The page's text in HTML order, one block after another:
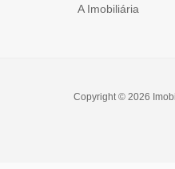
A Imobiliária
Copyright © 2026